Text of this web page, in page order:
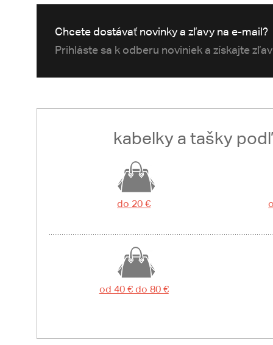
Chcete dostávať novinky a zľavy na e-mail?
Prihláste sa k odberu noviniek a získajte
kabelky a tašky
do 20 €
od 40 € do 80 €